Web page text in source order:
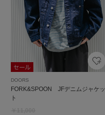
DOORS
FORK&SPOON JFデニムジャケッ
ト